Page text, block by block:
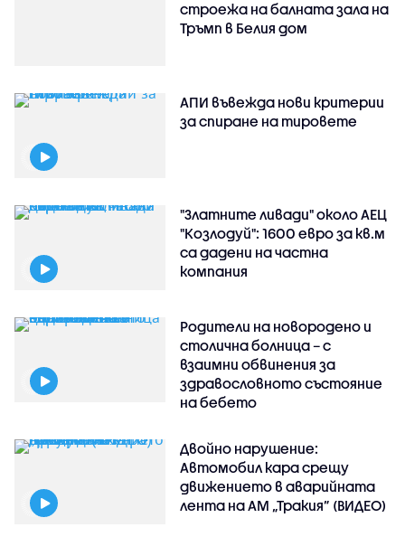
строежа на балната зала на
Тръмп в Белия дом
АПИ въвежда нови критерии
за спиране на тировете
"Златните ливади" около АЕЦ
"Козлодуй": 1600 евро за кв.м
са дадени на частна
компания
Родители на новородено и
столична болница – с
взаимни обвинения за
здравословното състояние
на бебето
Двойно нарушение:
Автомобил кара срещу
движението в аварийната
лента на АМ „Тракия” (ВИДЕО)